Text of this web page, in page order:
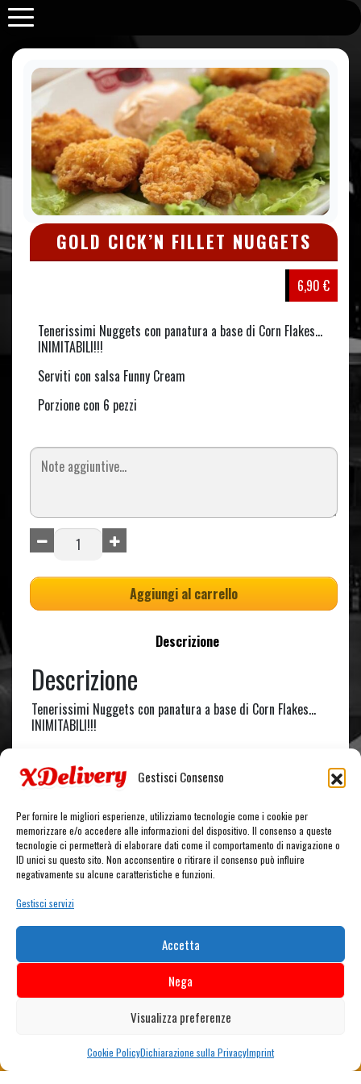
Gestisci Consenso
Per fornire le migliori esperienze, utilizziamo tecnologie come i cookie per
memorizzare e/o accedere alle informazioni del dispositivo. Il consenso a queste
tecnologie ci permetterà di elaborare dati come il comportamento di navigazione o
ID unici su questo sito. Non acconsentire o ritirare il consenso può influire
negativamente su alcune caratteristiche e funzioni.
Gestisci servizi
Accetta
Nega
Visualizza preferenze
Cookie PolicyDichiarazione sulla PrivacyImprint
Purabrace
0 0 articoli nel carrello
GOLD CICK’N FILLET NUGGETS
6,90 €
Tenerissimi Nuggets con panatura a base di Corn Flakes…
INIMITABILI!!!
Serviti con salsa Funny Cream
Porzione con 6 pezzi
Aggiungi al carrello
Descrizione
Descrizione
Tenerissimi Nuggets con panatura a base di Corn Flakes…
INIMITABILI!!!
Porzione con 6 pezzi
CARRELLO
Nessun prodotto nel carrello.